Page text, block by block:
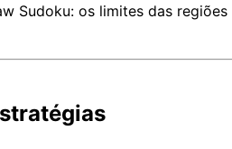
Sudoku: os limites das